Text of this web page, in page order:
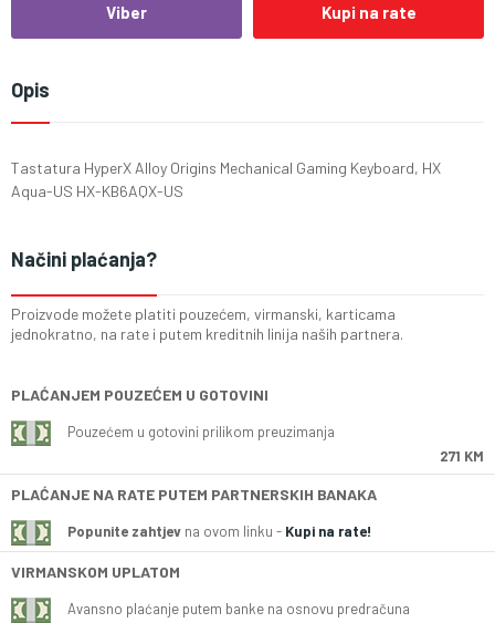
Viber Kupi na rate
Opis
Tastatura HyperX Alloy Origins Mechanical Gaming Keyboard, HX
Aqua-US HX-KB6AQX-US
Načini plaćanja?
Proizvode možete platiti pouzećem, virmanski, karticama
jednokratno, na rate i putem kreditnih linija naših partnera.
PLAĆANJEM POUZEĆEM U GOTOVINI
Pouzećem u gotovini prilikom preuzimanja
271 KM
PLAĆANJE NA RATE PUTEM PARTNERSKIH BANAKA
Popunite zahtjev na ovom linku - Kupi na rate!
VIRMANSKOM UPLATOM
Avansno plaćanje putem banke na osnovu predračuna